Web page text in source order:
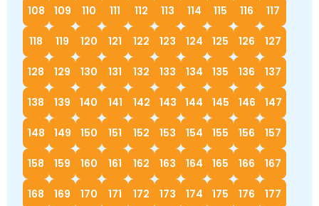
108 109 110 111 112 113 114 115 116 117
118 119 120 121 122 123 124 125 126 127
128 129 130 131 132 133 134 135 136 137
138 139 140 141 142 143 144 145 146 147
148 149 150 151 152 153 154 155 156 157
158 159 160 161 162 163 164 165 166 167
168 169 170 171 172 173 174 175 176 177